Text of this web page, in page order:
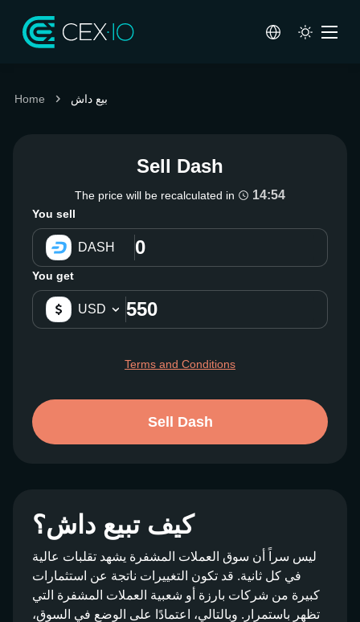
Home بيع داش
Sell Dash
The price will be recalculated in 14:54
You sell
DASH
You get
USD
Terms and Conditions
Sell Dash
كيف تبيع داش؟
ليس سراً أن سوق العملات المشفرة يشهد تقلبات عالية
في كل ثانية. قد تكون التغييرات ناتجة عن استثمارات
كبيرة من شركات بارزة أو شعبية العملات المشفرة التي
تظهر باستمرار. وبالتالي، اعتمادًا على الوضع في السوق،